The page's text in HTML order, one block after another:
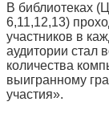
В библиотеках
6,11,12,13)
участников в
аудитории стал
количества
выигранному
участия».